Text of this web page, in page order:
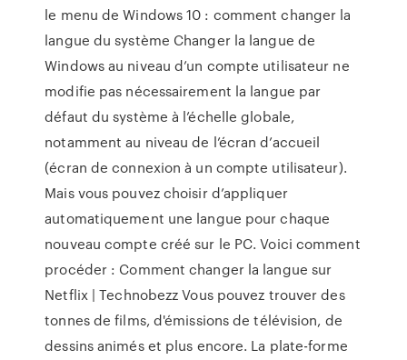
le menu de Windows 10 : comment changer la
langue du système Changer la langue de
Windows au niveau d’un compte utilisateur ne
modifie pas nécessairement la langue par
défaut du système à l’échelle globale,
notamment au niveau de l’écran d’accueil
(écran de connexion à un compte utilisateur).
Mais vous pouvez choisir d’appliquer
automatiquement une langue pour chaque
nouveau compte créé sur le PC. Voici comment
procéder : Comment changer la langue sur
Netflix | Technobezz Vous pouvez trouver des
tonnes de films, d'émissions de télévision, de
dessins animés et plus encore. La plate-forme